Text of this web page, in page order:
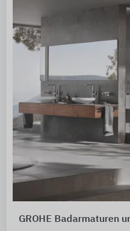
GROHE Badarmaturen